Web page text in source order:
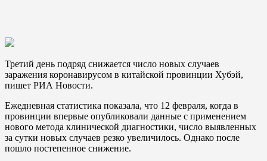
Третий день подряд снижается число новых случаев
заражения коронавирусом в китайской провинции Хубэй,
пишет РИА Новости.
Ежедневная статистика показала, что 12 февраля, когда в
провинции впервые опубликовали данные с применением
нового метода клинической диагностики, число выявленных
за сутки новых случаев резко увеличилось. Однако после
пошло постепенное снижение.